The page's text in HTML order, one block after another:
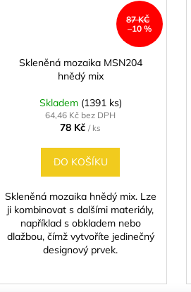
87 KČ
–10 %
Skleněná mozaika MSN204
hnědý mix
Skladem (1391 ks)
64,46 Kč bez DPH
78 Kč/ ks
DO KOŠÍKU
Skleněná mozaika hnědý mix. Lze
ji kombinovat s dalšími materiály,
například s obkladem nebo
dlažbou, čímž vytvoříte jedinečný
designový prvek.